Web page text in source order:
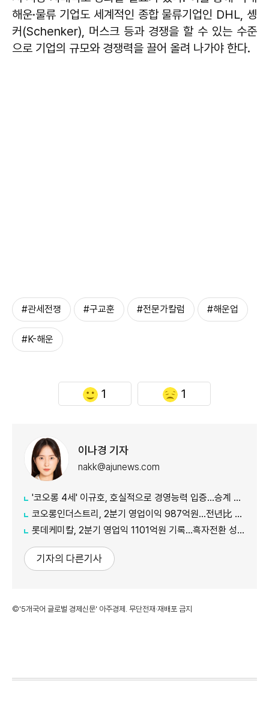
해운·물류 기업도 세계적인 종합 물류기업인 DHL, 솅
커(Schenker), 머스크 등과 경쟁을 할 수 있는 수준
으로 기업의 규모와 경쟁력을 끌어 올려 나가야 한다.
#관세전쟁 #구교훈 #전문가칼럼 #해운업
#K-해운
1 1
이나경 기자
nakk@ajunews.com
'코오롱 4세' 이규호, 호실적으로 경영능력 입증…승계 기반 강화
코오롱인더스트리, 2분기 영업이익 987억원...전년比 118% 증가
롯데케미칼, 2분기 영업익 1101억원 기록...흑자전환 성공
기자의 다른기사
©'5개국어 글로벌 경제신문' 아주경제. 무단전재·재배포 금지